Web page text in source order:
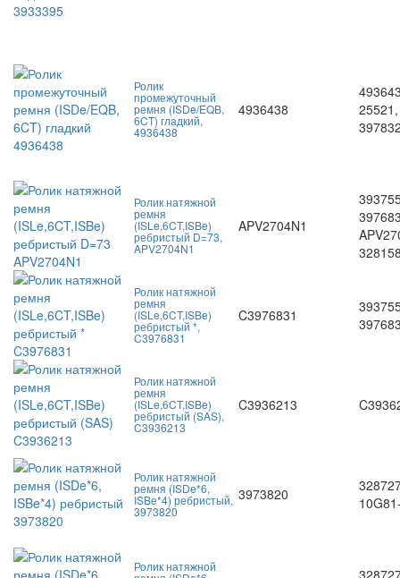
Ролик
промежуточный
ремня (ISDe/EQB,
6CT) гладкий,
4936438
4936438
Ролик натяжной
ремня
(ISLe,6CT,ISBe)
ребристый D=73,
APV2704N1
APV2704N1
Ролик натяжной
ремня
(ISLe,6CT,ISBe)
ребристый *,
C3976831
C3976831
Ролик натяжной
ремня
(ISLe,6CT,ISBe)
ребристый (SAS),
C3936213
C3936213
Ролик натяжной
ремня (ISDe*6,
ISBe*4) ребристый,
3973820
3973820
Ролик натяжной